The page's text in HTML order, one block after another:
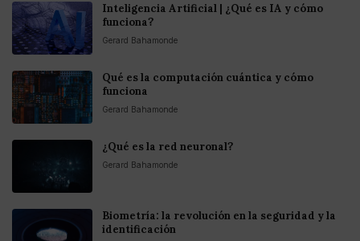
Inteligencia Artificial | ¿Qué es IA y cómo
funciona?
Gerard Bahamonde
Qué es la computación cuántica y cómo
funciona
Gerard Bahamonde
¿Qué es la red neuronal?
Gerard Bahamonde
Biometría: la revolución en la seguridad y la
identificación